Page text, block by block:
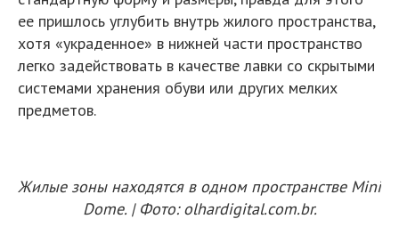
ее пришлось углубить внутрь жилого пространства,
хотя «украденное» в нижней части пространство
легко задействовать в качестве лавки со скрытыми
системами хранения обуви или других мелких
предметов.
Жилые зоны находятся в одном пространстве Mini
Dome. | Фото: olhardigital.com.br.